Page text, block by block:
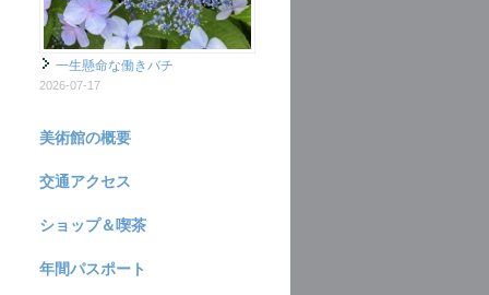
一生懸命な働きバチ
2026-07-17
美術館の概要
交通アクセス
ショップ＆喫茶
年間パスポート